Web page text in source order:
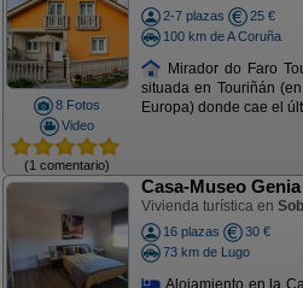
8 Fotos
Video
(1 comentario)
2-7 plazas
25 €
100 km de A Coruña
Mirador do Faro
situada en Touriñán
Europa) donde cae el
Casa-Museo
Vivienda turística en
16 plazas
30 €
73 km de Lugo
Alojamiento en la